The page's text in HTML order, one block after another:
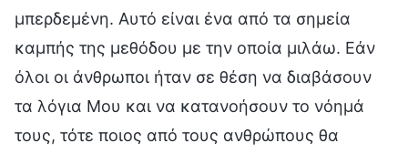
μπερδεμένη. Αυτό είναι ένα από τα σημεία
καμπής της μεθόδου με την οποία μιλάω. Εάν
όλοι οι άνθρωποι ήταν σε θέση να διαβάσουν
τα λόγια Μου και να κατανοήσουν το νόημά
τους, τότε ποιος από τους ανθρώπους θα